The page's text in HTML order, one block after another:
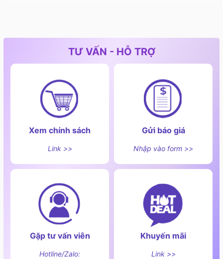
TƯ VẤN - HỖ TRỢ
Xem chính sách
Link >>
Gửi báo giá
Nhập vào form >>
Gặp tư vấn viên
Hotline/Zalo:
Khuyến mãi
Link >>